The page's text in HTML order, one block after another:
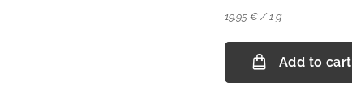
19.95 € / 1 g
Add to cart